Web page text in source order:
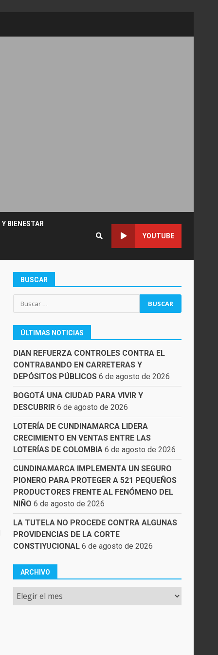
BIENESTAR
YOUTUBE
BUSCAR
Buscar:
ÚLTIMAS NOTICIAS
DIAN REFUERZA CONTROLES CONTRA EL
CONTRABANDO EN CARRETERAS Y
DEPÓSITOS PÚBLICOS 6 de agosto de 2026
BOGOTÁ UNA CIUDAD PARA VIVIR Y
DESCUBRIR 6 de agosto de 2026
LOTERÍA DE CUNDINAMARCA LIDERA
CRECIMIENTO EN VENTAS ENTRE LAS
LOTERÍAS DE COLOMBIA 6 de agosto de 2026
CUNDINAMARCA IMPLEMENTA UN SEGURO
PIONERO PARA PROTEGER A 521 PEQUEÑOS
PRODUCTORES FRENTE AL FENÓMENO DEL
NIÑO 6 de agosto de 2026
LA TUTELA NO PROCEDE CONTRA ALGUNAS
PROVIDENCIAS DE LA CORTE
CONSTIYUCIONAL 6 de agosto de 2026
ARCHIVO
Archivo